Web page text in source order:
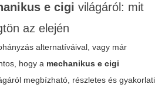
e cigi világáról: mit
az elején
alternatíváival, vagy már
hogy a mechanikus e cigi
megbízható, részletes és gyakorlati